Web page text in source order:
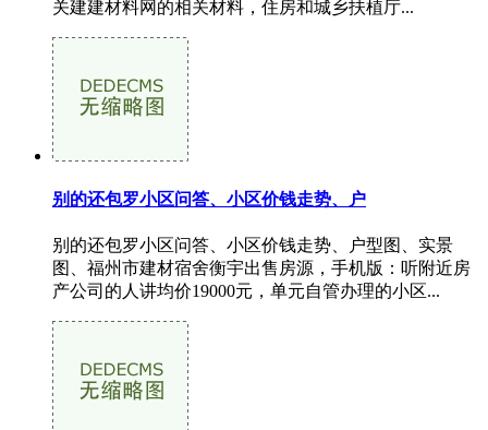
关建建材料网的相关材料，住房和城乡扶植厅...
别的还包罗小区问答、小区价钱走势、户
别的还包罗小区问答、小区价钱走势、户型图、实景
图、福州市建材宿舍衡宇出售房源，手机版：听附近房
产公司的人讲均价19000元，单元自管办理的小区...